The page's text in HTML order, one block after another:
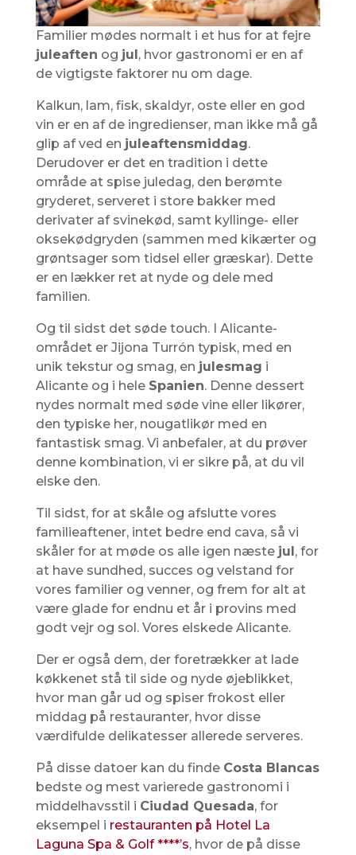
Familier mødes normalt i et hus for at fejre
juleaften og jul , hvor gastronomi er en af ​​
de vigtigste faktorer nu om dage.
Kalkun, lam, fisk, skaldyr, oste eller en god
vin er en af ​​de ingredienser, man ikke må gå
glip af ved en juleaftensmiddag.
Derudover er det en tradition i dette
område at spise juledag, den berømte
gryderet, serveret i store bakker med
derivater af svinekød, samt kyllinge- eller
oksekødgryden (sammen med kikærter og
grøntsager som tidsel eller græskar). Dette
er en lækker ret at nyde og dele med
familien.
Og til sidst det søde touch. I Alicante-
området er Jijona Turrón typisk, med en
unik tekstur og smag, en julesmag i
Alicante og i hele Spanien. Denne dessert
nydes normalt med søde vine eller likører,
den typiske her, nougatlikør med en
fantastisk smag. Vi anbefaler, at du prøver
denne kombination, vi er sikre på, at du vil
elske den.
Til sidst, for at skåle og afslutte vores
familieaftener, intet bedre end cava, så vi
skåler for at møde os alle igen næste jul , for
at have sundhed, succes og velstand for
vores familier og venner, og frem for alt at
være glade for endnu et år i provins med
godt vejr og sol. Vores elskede Alicante.
Der er også dem, der foretrækker at lade
køkkenet stå til side og nyde øjeblikket,
hvor man går ud og spiser frokost eller
middag på restauranter, hvor disse
værdifulde delikatesser allerede serveres.
På disse datoer kan du finde Costa Blancas
bedste og mest varierede gastronomi i
middelhavsstil i Ciudad Quesada, for
eksempel i restauranten på Hotel La
Laguna Spa & Golf ****’s, hvor de på disse